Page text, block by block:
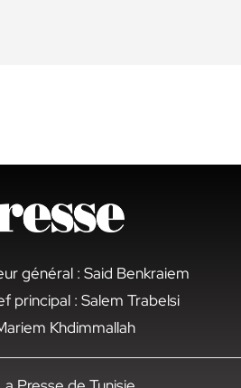
général : Said Benkraiem
principal : Salem Trabelsi
Khdimmallah